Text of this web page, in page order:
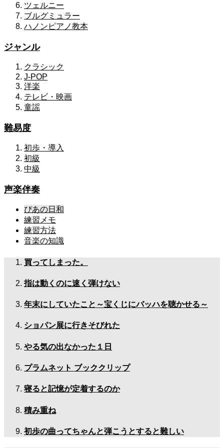
ツェルニー
ブルグミュラー
ハノンピアノ教本
ジャンル
クラシック
J-POP
洋楽
テレビ・映画
童謡
難易度
初歩・導入
初級
中級
声楽伴奏
ぴあの日和
練習メモ
練習方法
音楽の知識
買ってしまった。
指は動くのに速く弾けない
年末にしていたこと～宝くじにバッハを聴かせる～
ショパン展に行きそびれた
やる気の出なかった１日
プラムネット ブッククリップ
寝ると記憶が定着するのか
積み重ね
初歩の曲ってちゃんと弾こうとすると難しい